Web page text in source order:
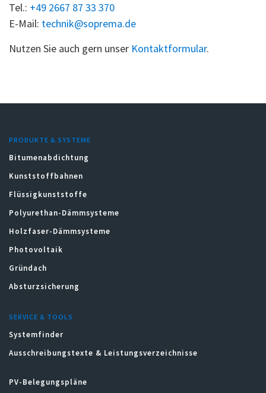
Tel.: +49 2667 87 33 370
E-Mail: technik@soprema.de
Nutzen Sie auch gern unser Kontaktformular.
PRODUKTE & SYSTEME
Bitumenabdichtung
Kunststoffbahnen
Flüssigkunststoffe
Polyurethan-Dämmsysteme
Holzfaser-Dämmsysteme
Photovoltaik
Gründach
Absturzsicherung
SERVICE & TOOLS
Systemfinder
Ausschreibungstexte & Leistungsverzeichnisse
PV-Belegungspläne